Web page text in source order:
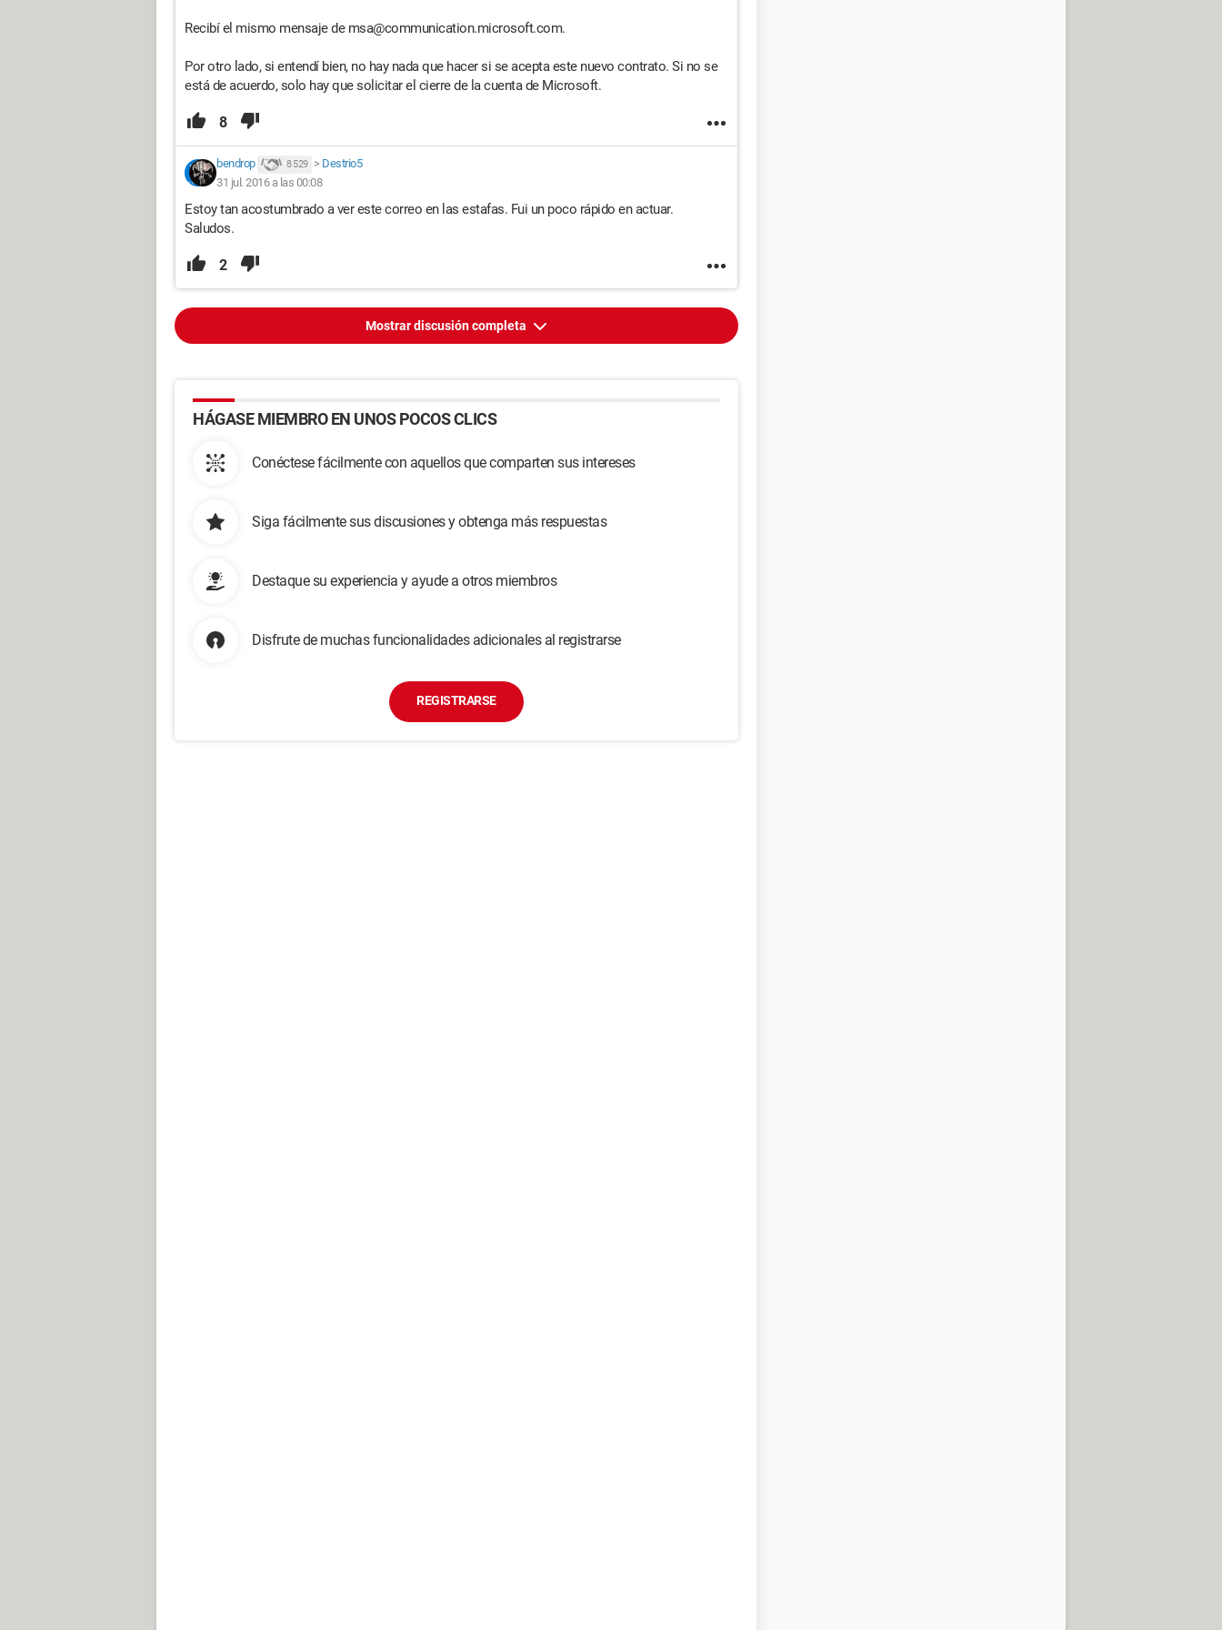
Recibí el mismo mensaje de msa@communication.microsoft.com.
Por otro lado, si entendí bien, no hay nada que hacer si se acepta este nuevo contrato. Si no se
está de acuerdo, solo hay que solicitar el cierre de la cuenta de Microsoft.
8
bendrop 8 529 > Destrio5
31 jul. 2016 a las 00:08
Estoy tan acostumbrado a ver este correo en las estafas. Fui un poco rápido en actuar.
Saludos.
2
Mostrar discusión completa
HÁGASE MIEMBRO EN UNOS POCOS CLICS
Conéctese fácilmente con aquellos que comparten sus intereses
Siga fácilmente sus discusiones y obtenga más respuestas
Destaque su experiencia y ayude a otros miembros
Disfrute de muchas funcionalidades adicionales al registrarse
REGISTRARSE